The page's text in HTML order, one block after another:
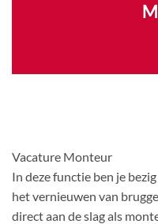
Vacature Monteur
In deze functie ben je
het vernieuwen van
direct aan de slag als